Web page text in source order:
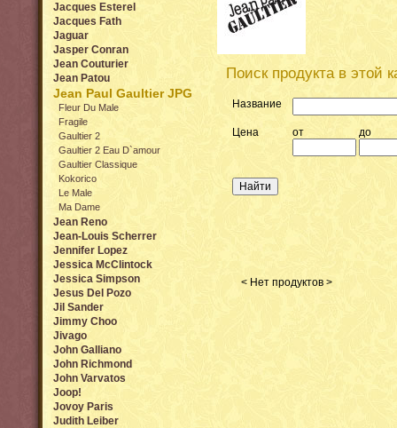
Поиск продукта в этой
Название
Цена от до
< Нет продуктов >
Jacques Esterel
Jacques Fath
Jaguar
Jasper Conran
Jean Couturier
Jean Patou
Jean Paul Gaultier JPG
Fleur Du Male
Fragile
Gaultier 2
Gaultier 2 Eau D`amour
Gaultier Classique
Kokorico
Le Male
Ma Dame
Jean Reno
Jean-Louis Scherrer
Jennifer Lopez
Jessica McClintock
Jessica Simpson
Jesus Del Pozo
Jil Sander
Jimmy Choo
Jivago
John Galliano
John Richmond
John Varvatos
Joop!
Jovoy Paris
Judith Leiber